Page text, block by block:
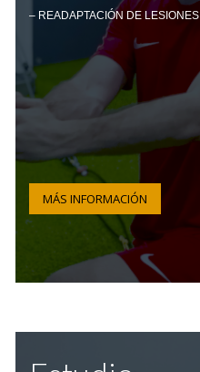
– READAPTACIÓN DE LESIONES
MÁS INFORMACIÓN